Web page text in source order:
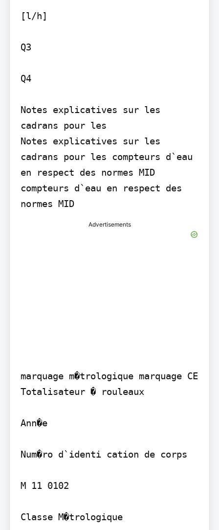
[l/h]
Q3
Q4
Notes explicatives sur les
cadrans pour les
Notes explicatives sur les
cadrans pour les compteurs d`eau
en respect des normes MID
compteurs d`eau en respect des
normes MID
Advertisements
marquage m�trologique marquage CE
Totalisateur � rouleaux
Ann�e
Num�ro d`identi cation de corps
M 11 0102
Classe M�trologique